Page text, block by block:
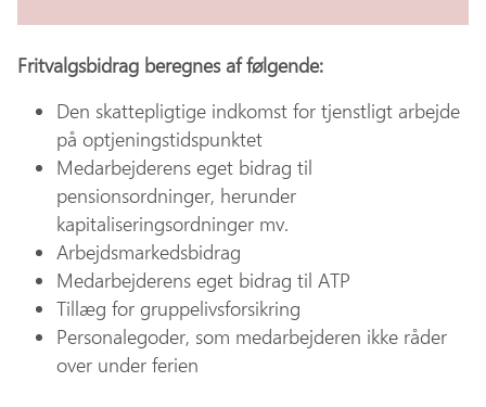
Fritvalgsbidrag beregnes af følgende:
Den skattepligtige indkomst for tjenstligt arbejde
på optjeningstidspunktet
Medarbejderens eget bidrag til
pensionsordninger, herunder
kapitaliseringsordninger mv.
Arbejdsmarkedsbidrag
Medarbejderens eget bidrag til ATP
Tillæg for gruppelivsforsikring
Personalegoder, som medarbejderen ikke råder
over under ferien